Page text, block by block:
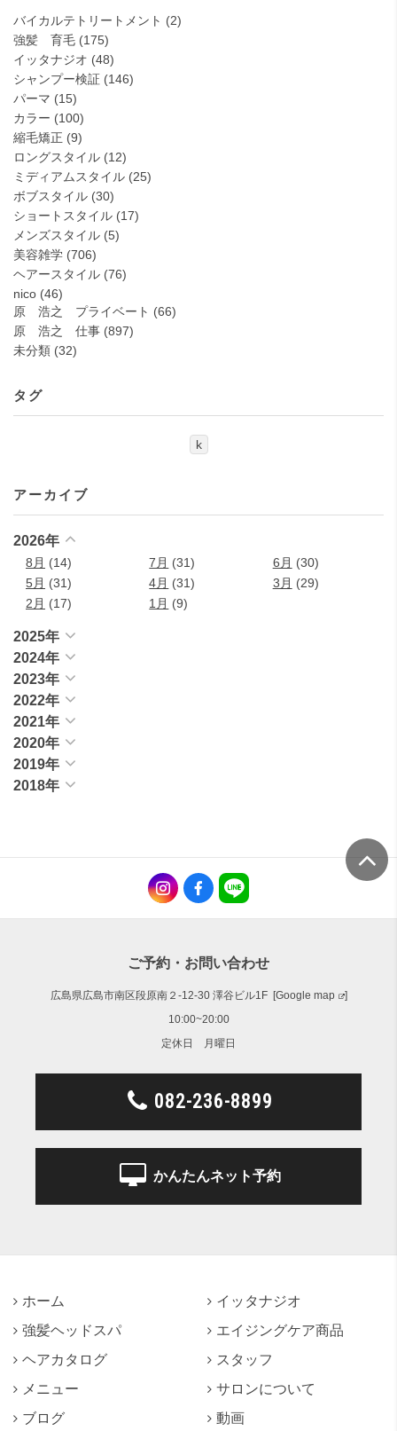
バイカルテトリートメント (2)
強髪 育毛 (175)
イッタナジオ (48)
シャンプー検証 (146)
パーマ (15)
カラー (100)
縮毛矯正 (9)
ロングスタイル (12)
ミディアムスタイル (25)
ボブスタイル (30)
ショートスタイル (17)
メンズスタイル (5)
美容雑学 (706)
ヘアースタイル (76)
nico (46)
原 浩之 プライベート (66)
原 浩之 仕事 (897)
未分類 (32)
タグ
k
アーカイブ
2026年
8月 (14) 7月 (31) 6月 (30)
5月 (31) 4月 (31) 3月 (29)
2月 (17) 1月 (9)
2025年
2024年
2023年
2022年
2021年
2020年
2019年
2018年
ご予約・お問い合わせ
広島県広島市南区段原南２-12-30 澤谷ビル1F [Google map
]
10:00~20:00
定休日 月曜日
082-236-8899
かんたんネット予約
ホーム
イッタナジオ
強髪ヘッドスパ
エイジングケア商品
ヘアカタログ
スタッフ
メニュー
サロンについて
ブログ
動画